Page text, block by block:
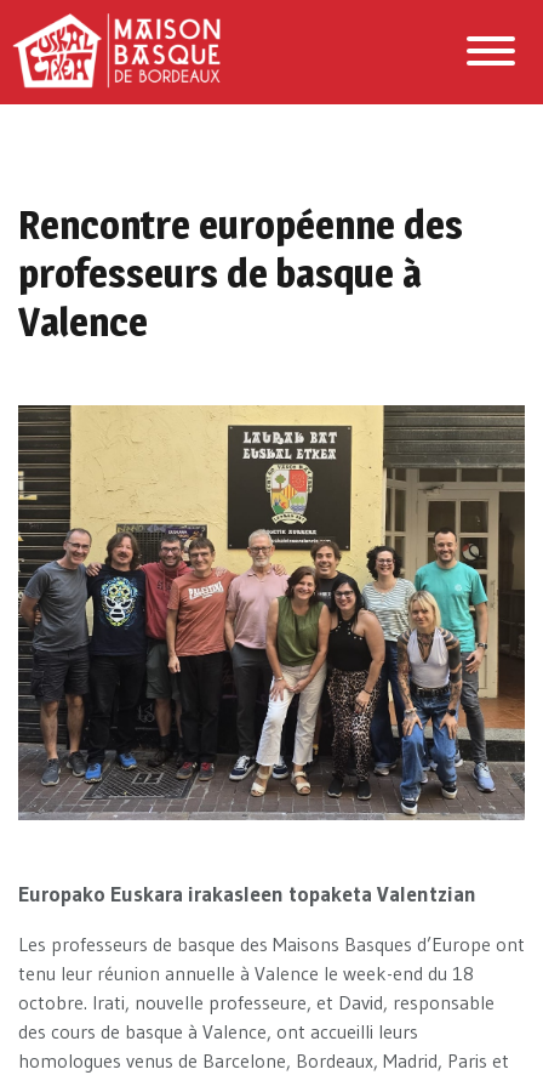
Rencontre européenne des
professeurs de basque à
Valence
Europako Euskara irakasleen topaketa Valentzian
Les professeurs de basque des Maisons Basques d’Europe ont
tenu leur réunion annuelle à Valence le week-end du 18
octobre. Irati, nouvelle professeure, et David, responsable
des cours de basque à Valence, ont accueilli leurs
homologues venus de Barcelone, Bordeaux, Madrid, Paris et